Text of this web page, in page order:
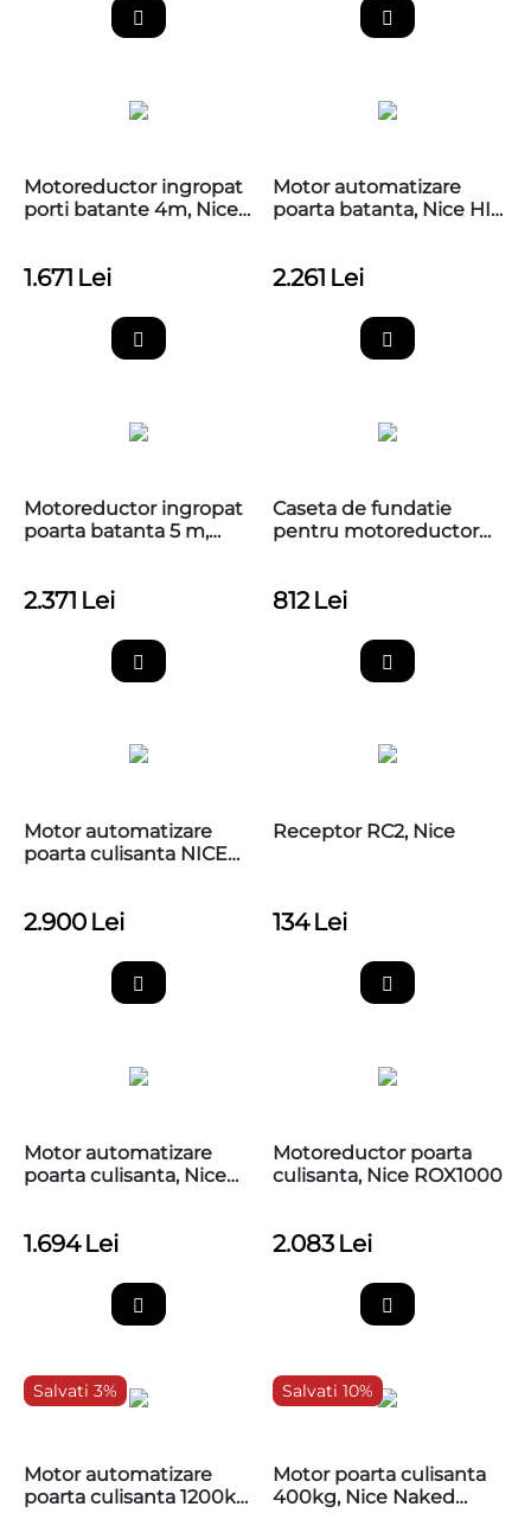
Motoreductor ingropat
porti batante 4m, Nice
1.671 Lei
Motor automatizare
poarta batanta, Nice HI-
2.261 Lei
Motoreductor ingropat
poarta batanta 5 m,
2.371 Lei
Caseta de fundatie
pentru motoreductorul
812 Lei
Motor automatizare
poarta culisanta NICE
2.900 Lei
Receptor RC2, Nice
134 Lei
Motor automatizare
poarta culisanta, Nice
1.694 Lei
Motoreductor poarta
culisanta, Nice ROX1000
2.083 Lei
Salvati 3%
Motor automatizare
poarta culisanta 1200kg,
Salvati 10%
Motor poarta culisanta
400kg, Nice Naked